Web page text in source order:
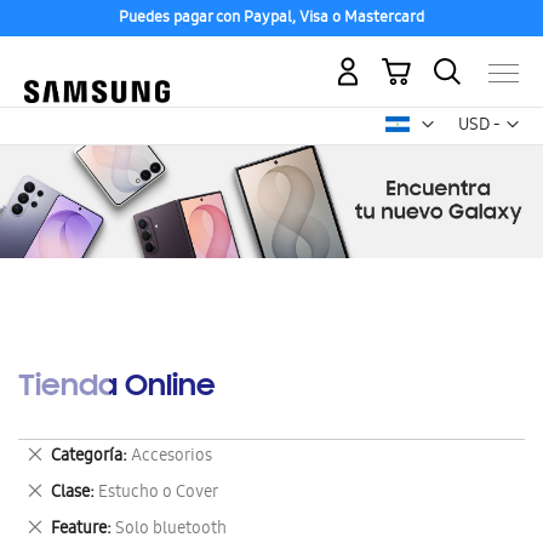
Puedes pagar con Paypal, Visa o Mastercard
USD -
dólar
Mi carrito
Tienda Online
Categoría Accesorios
Eliminar
este
artículo
Clase Estucho o Cover
Eliminar
este
Feature Solo bluetooth
Eliminar